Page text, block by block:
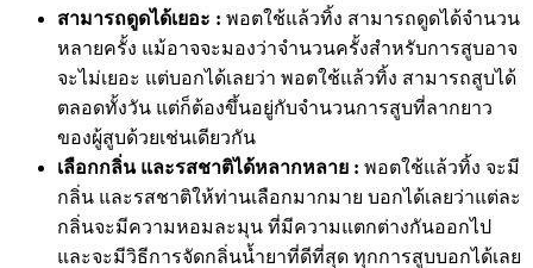
สามารถดูดได้เยอะ : พอตใช้แล้วทิ้ง สามารถดูดได้จำนวน
หลายครั้ง แม้อาจจะมองว่าจำนวนครั้งสำหรับการสูบอาจ
จะไม่เยอะ แต่บอกได้เลยว่า พอตใช้แล้วทิ้ง สามารถสูบได้
ตลอดทั้งวัน แต่ก็ต้องขึ้นอยู่กับจำนวนการสูบที่ลากยาว
ของผู้สูบด้วยเช่นเดียวกัน
เลือกกลิ่น และรสชาติได้หลากหลาย : พอตใช้แล้วทิ้ง จะมี
กลิ่น และรสชาติให้ท่านเลือกมากมาย บอกได้เลยว่าแต่ละ
กลิ่นจะมีความหอมละมุน ที่มีความแตกต่างกันออกไป
และจะมีวิธีการจัดกลิ่นน้ำยาที่ดีที่สุด ทุกการสูบบอกได้เลย